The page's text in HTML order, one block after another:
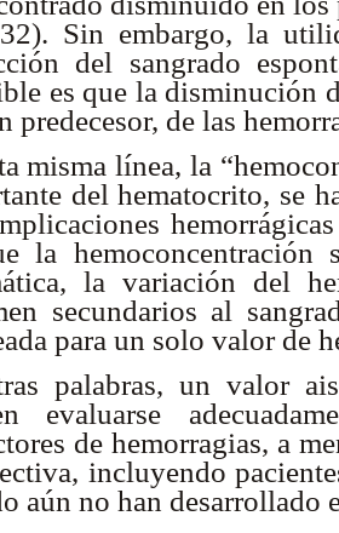
Sin embargo, la
del sangrado
es que la disminución
predecesor, de las
misma línea, la
del hematocrito, se
la
la variación del
secundarios al
para un solo valor de
palabras, un valor
evaluarse
de hemorragias, a
incluyendo
aún no han desarrollado